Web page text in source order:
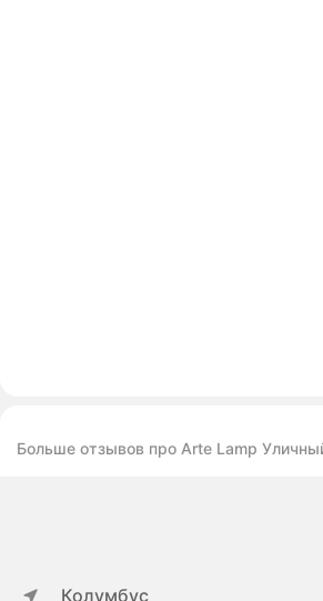
Больше отзывов про Arte Lamp
Колумбус